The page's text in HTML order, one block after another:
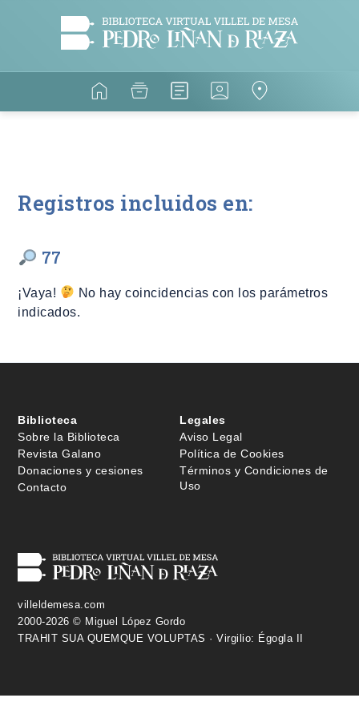
Registros incluidos en:
77
¡Vaya!
No hay coincidencias con los parámetros
indicados.
Biblioteca
Sobre la Biblioteca
Revista Galano
Donaciones y cesiones
Contacto
Legales
Aviso Legal
Política de Cookies
Términos y Condiciones de
Uso
villeldemesa.com
2000-2026 © Miguel López Gordo
TRAHIT SUA QUEMQUE VOLUPTAS · Virgilio: Égogla II